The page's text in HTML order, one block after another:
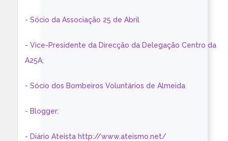
- Sócio da Associação 25 de Abril
- Vice-Presidente da Direcção da Delegação Centro da
A25A;
- Sócio dos Bombeiros Voluntários de Almeida
- Blogger:
- Diário Ateísta http://www.ateismo.net/